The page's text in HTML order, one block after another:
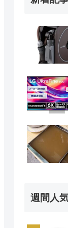
週間人